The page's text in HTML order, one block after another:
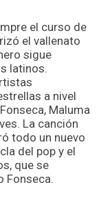
el curso de
el vallenato
sigue
latinos.
a nivel
Maluma
La canción
todo un nuevo
del pop y el
que se
Fonseca.